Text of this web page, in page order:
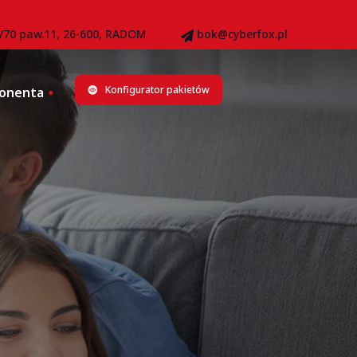
paw.11, 26-600, RADOM bok@cyberfox.pl
Konfigurator pakietów